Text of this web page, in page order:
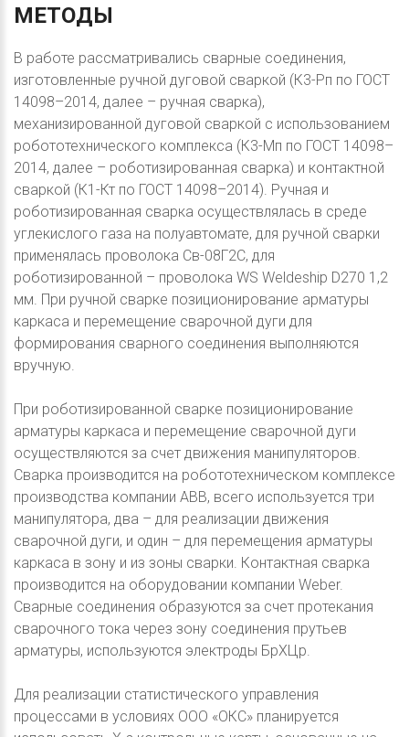
МЕТОДЫ
В работе рассматривались сварные соединения,
изготовленные ручной дуговой сваркой (К3-Рп по ГОСТ
14098–2014, далее – ручная сварка),
механизированной дуговой сваркой с использованием
робототехнического комплекса (К3-Мп по ГОСТ 14098–
2014, далее – роботизированная сварка) и контактной
сваркой (К1-Кт по ГОСТ 14098–2014). Ручная и
роботизированная сварка осуществлялась в среде
углекислого газа на полуавтомате, для ручной сварки
применялась проволока Св-08Г2С, для
роботизированной – проволока WS Weldeship D270 1,2
мм. При ручной сварке позиционирование арматуры
каркаса и перемещение сварочной дуги для
формирования сварного соединения выполняются
вручную.
При роботизированной сварке позиционирование
арматуры каркаса и перемещение сварочной дуги
осуществляются за счет движения манипуляторов.
Сварка производится на робототехническом комплексе
производства компании ABB, всего используется три
манипулятора, два – для реализации движения
сварочной дуги, и один – для перемещения арматуры
каркаса в зону и из зоны сварки. Контактная сварка
производится на оборудовании компании Weber.
Сварные соединения образуются за счет протекания
сварочного тока через зону соединения прутьев
арматуры, используются электроды БрХЦр.
Для реализации статистического управления
процессами в условиях ООО «ОКС» планируется